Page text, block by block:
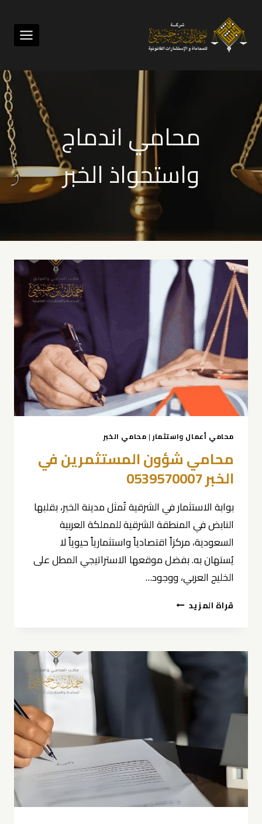
المحتوى
محامي اندماج
واستحواذ الخبر
محامي أعمال واستثمار| محامي الخبر
محامي شؤون المستثمرين في
الخبر 0539570007
بوابة الاستثمار في الشرقية تُمثل مدينة الخبر، بقلبها
النابض في المنطقة الشرقية للمملكة العربية
السعودية، مركزاً اقتصادياً واستثمارياً حيوياً لا
يُستهان به. بفضل موقعها الاستراتيجي المطل على
الخليج العربي، ووجود…
قراة المزيد محامي
الخبر
0539570007